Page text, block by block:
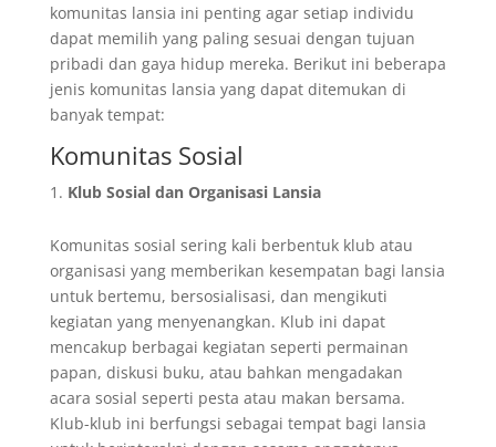
komunitas lansia ini penting agar setiap individu
dapat memilih yang paling sesuai dengan tujuan
pribadi dan gaya hidup mereka. Berikut ini beberapa
jenis komunitas lansia yang dapat ditemukan di
banyak tempat:
Komunitas Sosial
Klub Sosial dan Organisasi Lansia
Komunitas sosial sering kali berbentuk klub atau
organisasi yang memberikan kesempatan bagi lansia
untuk bertemu, bersosialisasi, dan mengikuti
kegiatan yang menyenangkan. Klub ini dapat
mencakup berbagai kegiatan seperti permainan
papan, diskusi buku, atau bahkan mengadakan
acara sosial seperti pesta atau makan bersama.
Klub-klub ini berfungsi sebagai tempat bagi lansia